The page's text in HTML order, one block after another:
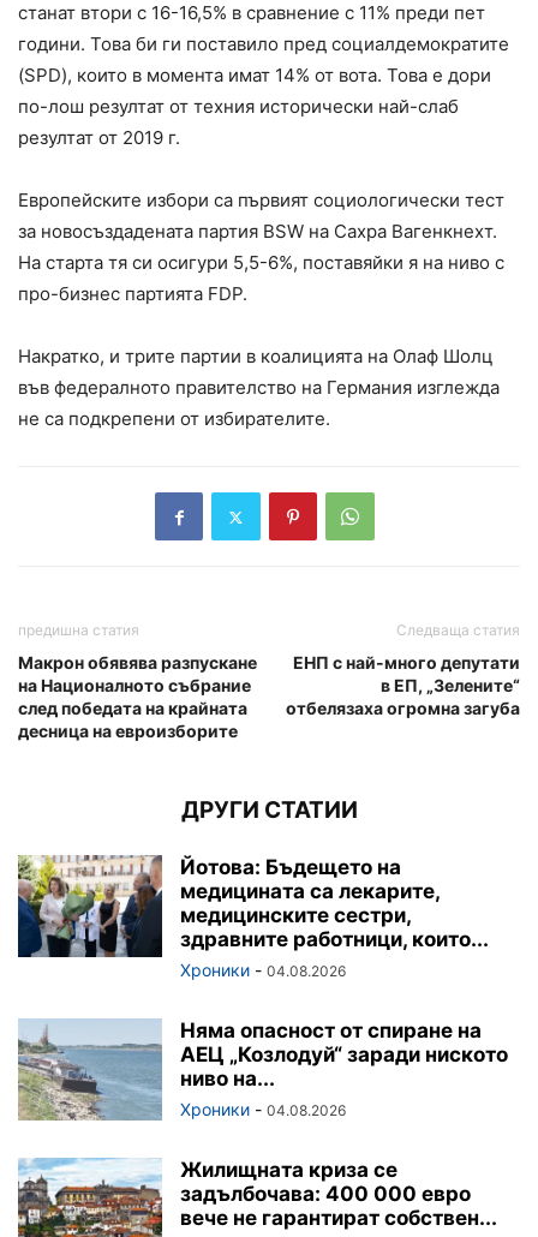
станат втори с 16-16,5% в сравнение с 11% преди пет
години. Това би ги поставило пред социалдемократите
(SPD), които в момента имат 14% от вота. Това е дори
по-лош резултат от техния исторически най-слаб
резултат от 2019 г.
Европейските избори са първият социологически тест
за новосъздадената партия BSW на Сахра Вагенкнехт.
На старта тя си осигури 5,5-6%, поставяйки я на ниво с
про-бизнес партията FDP.
Накратко, и трите партии в коалицията на Олаф Шолц
във федералното правителство на Германия изглежда
не са подкрепени от избирателите.
предишна статия
Макрон обявява разпускане
на Националното събрание
след победата на крайната
десница на евроизборите
Следваща статия
ЕНП с най-много депутати
в ЕП, „Зелените“
отбелязаха огромна загуба
ДРУГИ СТАТИИ
Йотова: Бъдещето на
медицината са лекарите,
медицинските сестри,
здравните работници, които...
Хроники - 04.08.2026
Няма опасност от спиране на
АЕЦ „Козлодуй“ заради ниското
ниво на...
Хроники - 04.08.2026
Жилищната криза се
задълбочава: 400 000 евро
вече не гарантират собствен...